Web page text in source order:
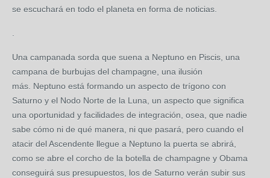
se escuchará en todo el planeta en forma de noticias.
Una campanada sorda que suena a Neptuno en Piscis, una
campana de burbujas del champagne, una ilusión
más. Neptuno está formando un aspecto de trígono con
Saturno y el Nodo Norte de la Luna, un aspecto que significa
una oportunidad y facilidades de integración, osea, que nadie
sabe cómo ni de qué manera, ni que pasará, pero cuando el
atacir del Ascendente llegue a Neptuno la puerta se abrirá,
como se abre el corcho de la botella de champagne y Obama
conseguirá sus presupuestos, los de Saturno verán subir sus